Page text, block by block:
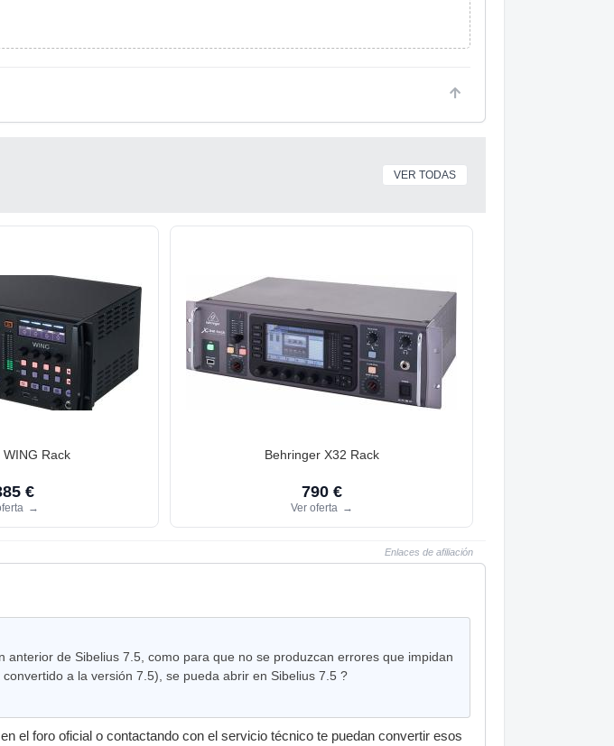
VER TODAS
WING Rack
€
→
Behringer X32 Rack
790 €
Ver oferta →
Enlaces de afiliación
de Sibelius 7.5, como para que no se produzcan errores que impidan
a la versión 7.5), se pueda abrir en Sibelius 7.5 ?
el foro oficial o contactando con el servicio técnico te puedan convertir esos